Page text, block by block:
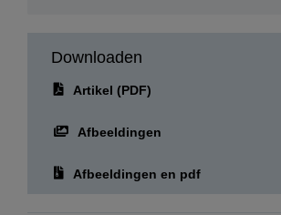
Downloaden
Artikel (PDF)
Afbeeldingen
Afbeeldingen en pdf